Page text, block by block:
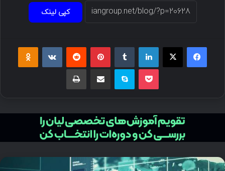
کپی لینک
فیسبوک ایکس لینکداین پینتریست
پاکت اسکایپ چاپ